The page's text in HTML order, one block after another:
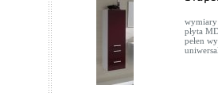
płyta
pełen